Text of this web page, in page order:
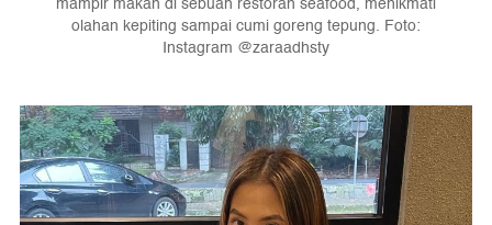
olahan kepiting sampai cumi goreng tepung. Foto:
Instagram @zaraadhsty